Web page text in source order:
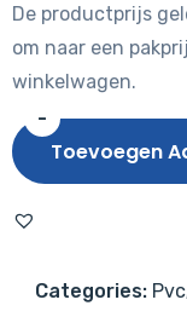
De productprijs
om naar een
winkelwagen.
-
Gelasta
Oakland
7102
click)
Toevoegen
Categories: Pvc